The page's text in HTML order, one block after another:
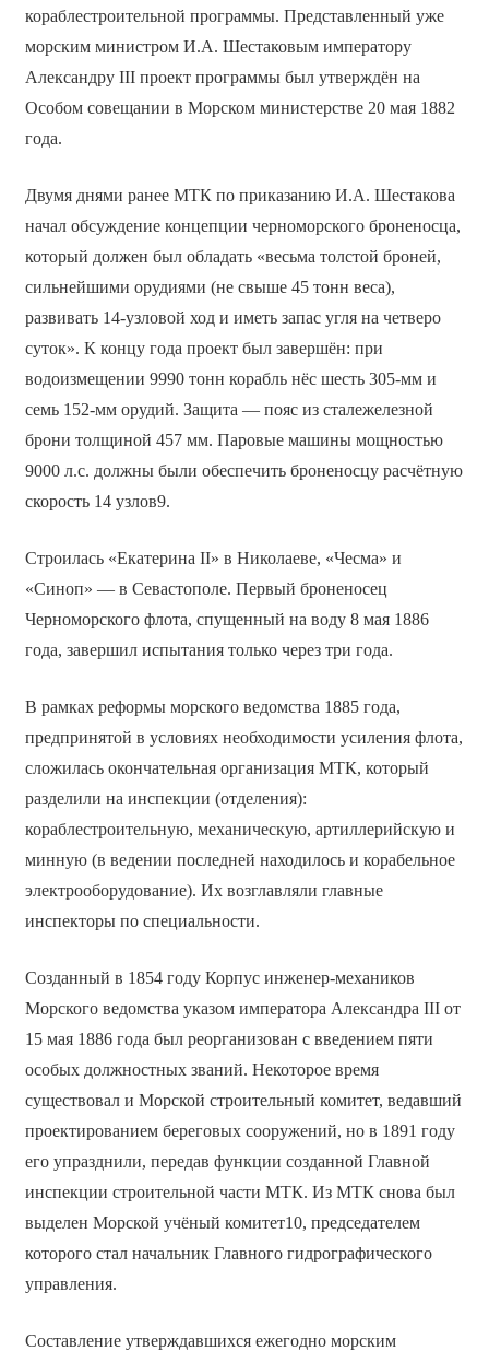
кораблестроительной программы. Представленный уже
морским министром И.А. Шестаковым императору
Александру III проект программы был утверждён на
Особом совещании в Морском министерстве 20 мая 1882
года.
Двумя днями ранее МТК по приказанию И.А. Шестакова
начал обсуждение концепции черноморского броненосца,
который должен был обладать «весьма толстой броней,
сильнейшими орудиями (не свыше 45 тонн веса),
развивать 14-узловой ход и иметь запас угля на четверо
суток». К концу года проект был завершён: при
водоизмещении 9990 тонн корабль нёс шесть 305-мм и
семь 152-мм орудий. Защита — пояс из сталежелезной
брони толщиной 457 мм. Паровые машины мощностью
9000 л.с. должны были обеспечить броненосцу расчётную
скорость 14 узлов9.
Строилась «Екатерина II» в Николаеве, «Чесма» и
«Синоп» — в Севастополе. Первый броненосец
Черноморского флота, спущенный на воду 8 мая 1886
года, завершил испытания только через три года.
В рамках реформы морского ведомства 1885 года,
предпринятой в условиях необходимости усиления флота,
сложилась окончательная организация МТК, который
разделили на инспекции (отделения):
кораблестроительную, механическую, артиллерийскую и
минную (в ведении последней находилось и корабельное
электрооборудование). Их возглавляли главные
инспекторы по специальности.
Созданный в 1854 году Корпус инженер-механиков
Морского ведомства указом императора Александра III от
15 мая 1886 года был реорганизован с введением пяти
особых должностных званий. Некоторое время
существовал и Морской строительный комитет, ведавший
проектированием береговых сооружений, но в 1891 году
его упразднили, передав функции созданной Главной
инспекции строительной части МТК. Из МТК снова был
выделен Морской учёный комитет10, председателем
которого стал начальник Главного гидрографического
управления.
Составление утверждавшихся ежегодно морским